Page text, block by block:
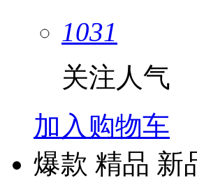
1031
关注人气
加入购物车
爆款 精品 新